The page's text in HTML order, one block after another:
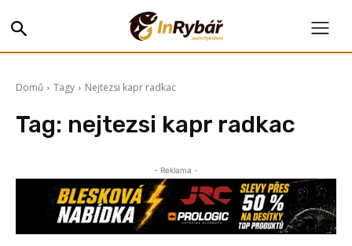
Domů Tagy Nejtezsi kapr radkac
Tag: nejtezsi kapr radkac
- Reklama -